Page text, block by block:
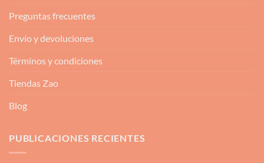
Preguntas frecuentes
Envío y devoluciones
Términos y condiciones
Tiendas Zao
Blog
PUBLICACIONES RECIENTES